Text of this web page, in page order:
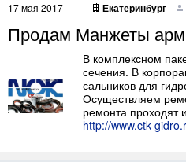
17 мая 2017 Екатеринбург
Продам Манжеты
В комплексном
сечения. В
сальников для
Осуществляем
ремонта проходят
http://www.ctk-